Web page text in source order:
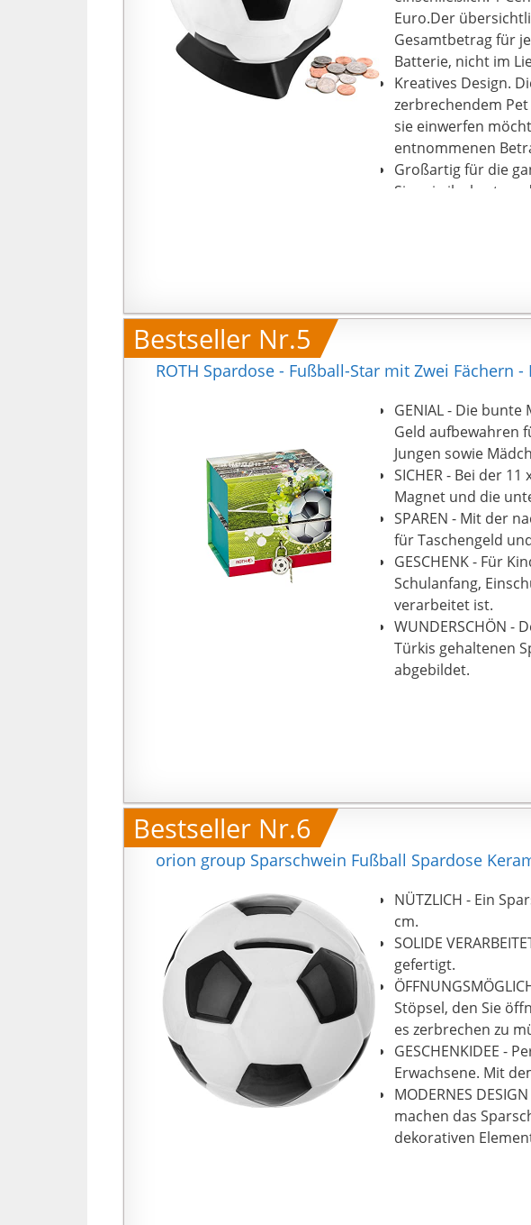
Euro.Der
Gesamtbetrag für
Batterie, nicht im
Kreatives Design.
zerbrechendem
sie einwerfen
entnommenen
Großartig für die
Sie, wie ihr hart
After Sales
Bestseller Nr.5
ROTH Spardose - Fußball-Star mit Zwei Fächern
GENIAL - Die
Geld aufbewahren
Jungen sowie
SICHER - Bei der
Magnet und die
SPAREN - Mit der
für Taschengeld
GESCHENK - Für
Schulanfang,
verarbeitet ist.
WUNDERSCHÖN
Türkis gehaltenen
abgebildet.
Bestseller Nr.6
orion group Sparschwein Fußball Spardose
NÜTZLICH - Ein
cm.
SOLIDE
gefertigt.
Stöpsel, den Sie
es zerbrechen zu
GESCHENKIDEE -
Erwachsene. Mit
MODERNES
machen das
dekorativen